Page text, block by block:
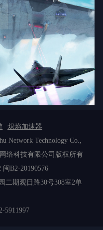
炽焰加速器
Network Technology Co.,
络科技有限公司版权所有
闽B2-20190576
二期观日路30号308室2单
5911997